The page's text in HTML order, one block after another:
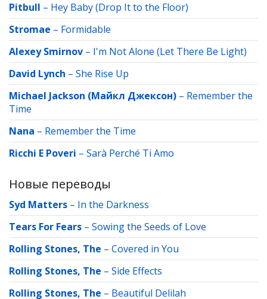
Pitbull – Hey Baby (Drop It to the Floor)
Stromae – Formidable
Alexey Smirnov – I'm Not Alone (Let There Be Light)
David Lynch – She Rise Up
Michael Jackson (Майкл Джексон) – Remember the
Time
Nana – Remember the Time
Ricchi E Poveri – Sarà Perché Ti Amo
Новые переводы
Syd Matters – In the Darkness
Tears For Fears – Sowing the Seeds of Love
Rolling Stones, The – Covered in You
Rolling Stones, The – Side Effects
Rolling Stones, The – Beautiful Delilah